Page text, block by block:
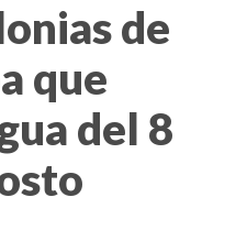
de
que
del 8